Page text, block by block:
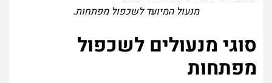
מנעול המיועד לשכפול מפתחות.
סוגי מנעולים לשכפול
מפתחות